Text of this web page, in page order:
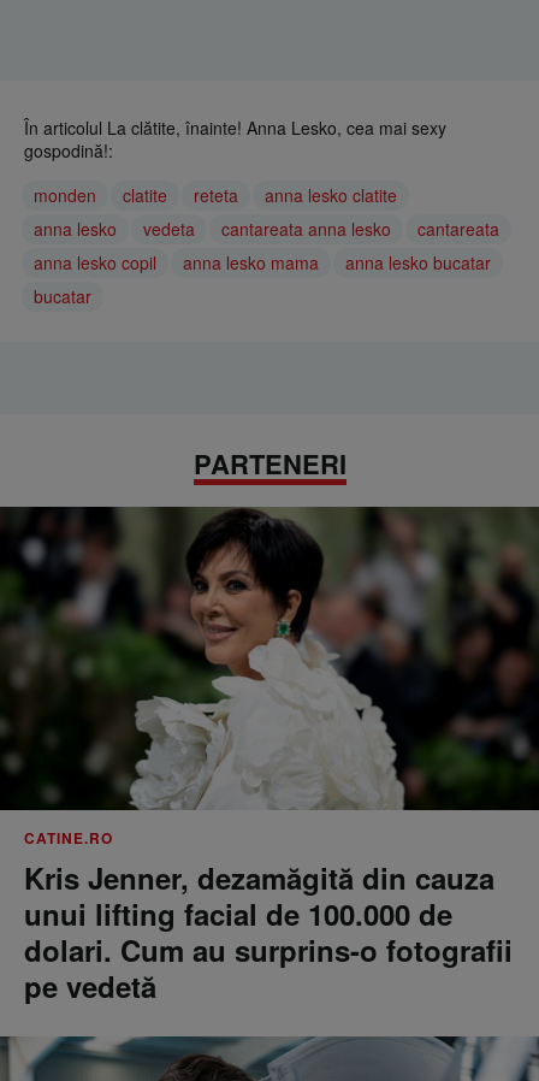
În articolul La clătite, înainte! Anna Lesko, cea mai sexy
gospodină!:
monden
clatite reteta
anna lesko clatite
anna lesko
vedeta cantareata anna lesko
cantareata
anna lesko copil
anna lesko mama
anna lesko bucatar
bucatar
PARTENERI
CATINE.RO
Kris Jenner, dezamăgită din cauza
unui lifting facial de 100.000 de
dolari. Cum au surprins-o fotografii
pe vedetă